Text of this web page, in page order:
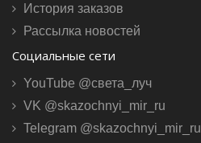
История заказов
Рассылка новостей
Социальные сети
YouTube @света_луч
VK @skazochnyi_mir_ru
Telegram @skazochnyi_mir_ru